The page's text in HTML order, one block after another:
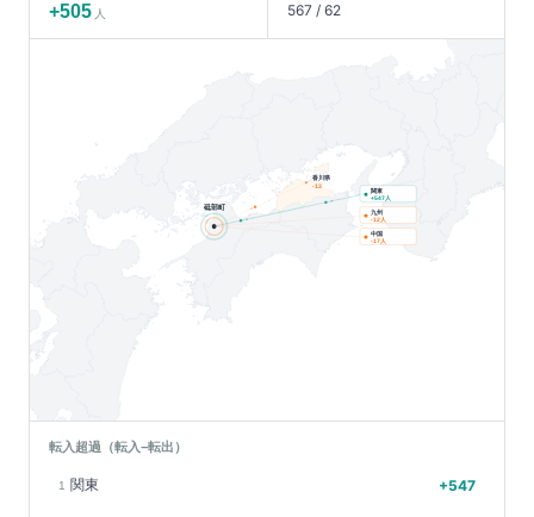
+505 人 567 / 62
香川県
-13
砥部町
関東
+547人
九州
-12人
中国
-17人
転入超過（転入−転出）
1 関東 +547